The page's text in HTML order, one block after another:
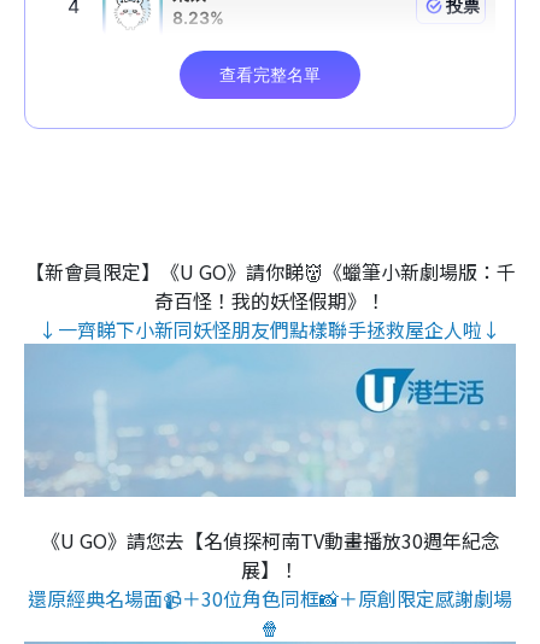
【新會員限定】《U GO》請你睇👹《蠟筆小新劇場版：千
奇百怪！我的妖怪假期》！
↓一齊睇下小新同妖怪朋友們點樣聯手拯救屋企人啦↓
《U GO》請您去【名偵探柯南TV動畫播放30週年紀念
展】！
還原經典名場面📹＋30位角色同框📸＋原創限定感謝劇場
🍿